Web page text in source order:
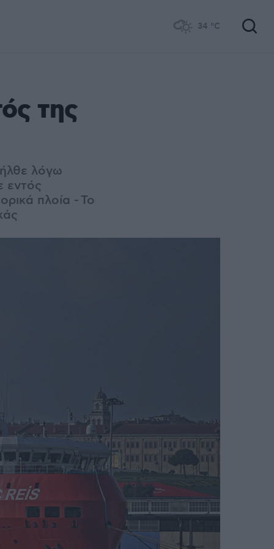
34 °C
της
λόγω
εντός
πλοία - Το